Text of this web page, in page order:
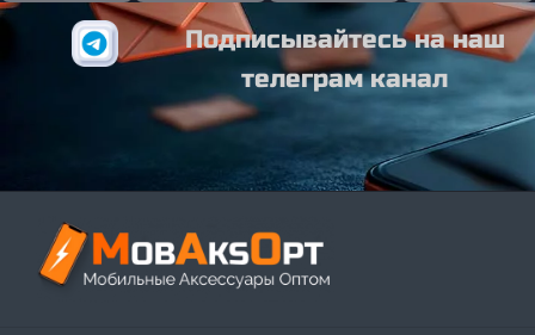
Подписывайтесь на наш
телеграм канал